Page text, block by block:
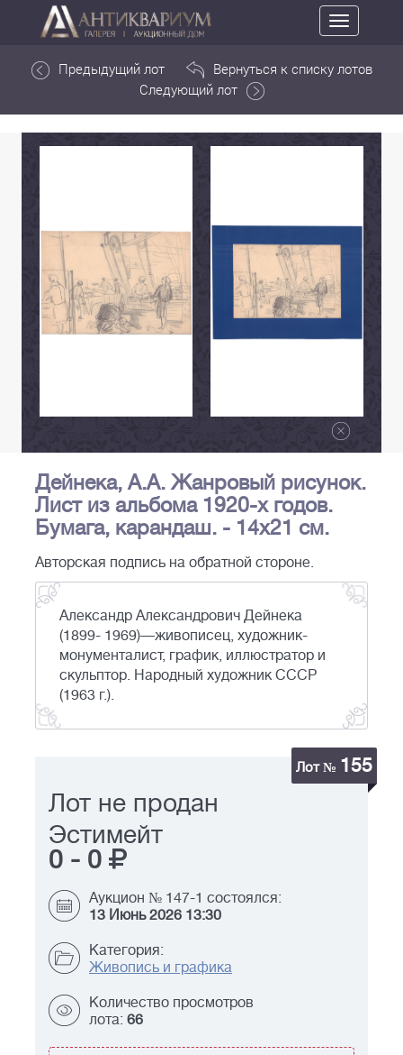
Toggle
navigation
Предыдущий лот
Вернуться к списку лотов
Следующий лот
Дейнека, А.А. Жанровый рисунок.
Лист из альбома 1920-х годов.
Бумага, карандаш. - 14х21 см.
Авторская подпись на обратной стороне.
Александр Александрович Дейнека
(1899- 1969)—живописец, художник-
монументалист, график, иллюстратор и
скульптор. Народный художник СССР
(1963 г.).
Лот № 155
Лот не продан
Эстимейт
0 - 0
Аукцион № 147-1 состоялся:
13 Июнь 2026 13:30
Категория:
Живопись и графика
Количество просмотров
лота: 66